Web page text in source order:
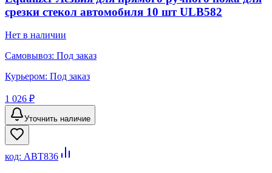
срезки стекол автомобиля 10 шт ULB582
Нет в наличии
Самовывоз: Под заказ
Курьером: Под заказ
1 026 ₽
Уточнить наличие
код: ABT836